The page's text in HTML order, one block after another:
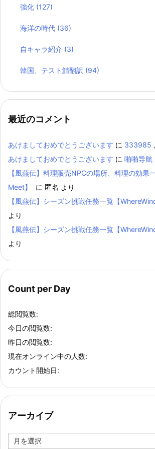
強化 (127)
海洋の時代 (36)
自キャラ紹介 (3)
韓国、テスト鯖翻訳 (94)
最近のコメント
あけましておめでとうございます に 333985
あけましておめでとうございます に 啪啪导航
【風燕伝】料理販売NPCの場所、料理の効果
Meet】
に 匿名 より
【風燕伝】シーズン挑戦任務一覧【
より
【風燕伝】シーズン挑戦任務一覧【
より
Count per Day
総閲覧数:
今日の閲覧数:
昨日の閲覧数:
現在オンライン中の人数:
カウント開始日:
アーカイブ
ー